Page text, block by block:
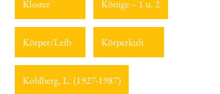
Kloster Könige – 1 u. 2
Körper/Leib Körperkult
Kohlberg, L. (1927-1987)